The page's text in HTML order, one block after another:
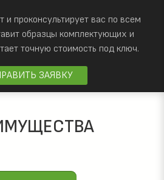
проконсультирует вас по всем
образцы комплектующих и
точную стоимость под ключ.
ЗАЯВКУ